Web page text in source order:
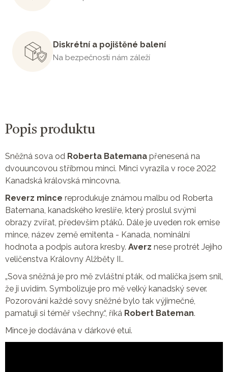
Diskrétní a pojištěné balení
Na bezpečnosti nám záleží
Popis produktu
Sněžná sova od Roberta Batemana přenesená na
dvouuncovou stříbrnou minci. Minci vyrazila v roce 2022
Kanadská královská mincovna.
Reverz mince reprodukuje známou malbu od Roberta
Batemana, kanadského kreslíře, který proslul svými
obrazy zvířat, především ptáků. Dále je uveden rok emise
mince, název země emitenta - Kanada, nominální
hodnota a podpis autora kresby. Averz nese protrét Jejího
veličenstva Královny Alžběty II..
„Sova sněžná je pro mě zvláštní pták, od malička jsem snil,
že ji uvidím. Symbolizuje pro mě velký kanadský sever.
Pozorování každé sovy sněžné bylo tak výjimečné,
pamatuji si téměř všechny.“, říká Robert Bateman.
Mince je dodávána v dárkové etui.